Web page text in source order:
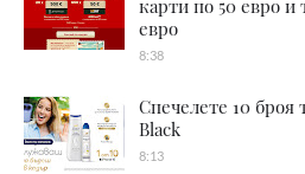
карти по 50 евро и
евро
8:38
Спечелете 10 броя
Black
8:13